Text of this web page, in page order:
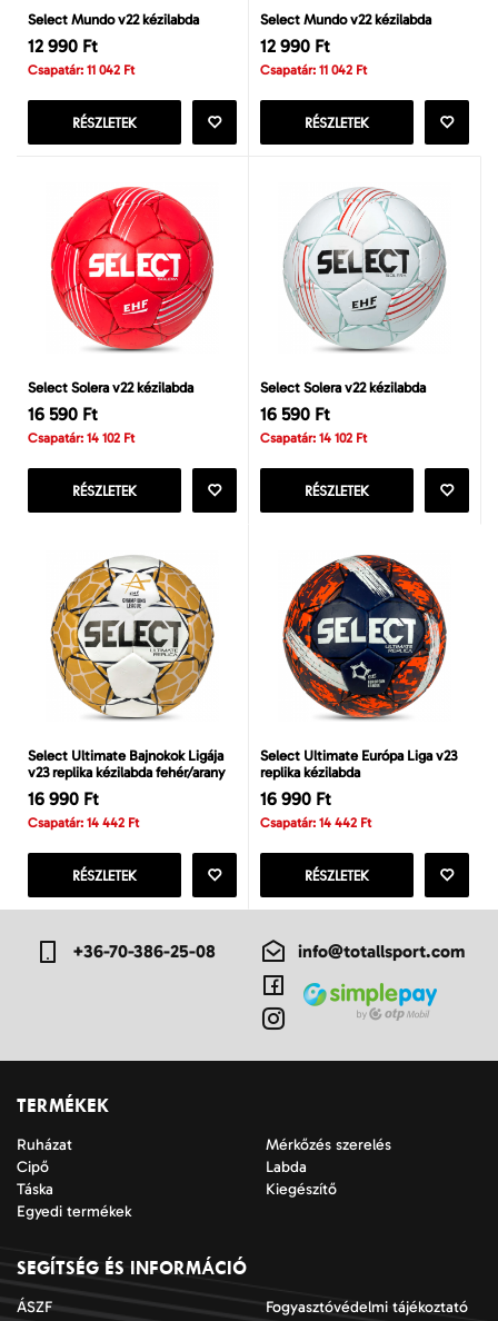
Select Mundo v22 kézilabda
12 990 Ft
Csapatár: 11 042 Ft
RÉSZLETEK
Select Mundo v22 kézilabda
12 990 Ft
Csapatár: 11 042 Ft
RÉSZLETEK
Select Solera v22 kézilabda
16 590 Ft
Csapatár: 14 102 Ft
RÉSZLETEK
Select Solera v22 kézilabda
16 590 Ft
Csapatár: 14 102 Ft
RÉSZLETEK
Select Ultimate Bajnokok Ligája
v23 replika kézilabda fehér/arany
16 990 Ft
Csapatár: 14 442 Ft
RÉSZLETEK
Select Ultimate Európa Liga v23
replika kézilabda
16 990 Ft
Csapatár: 14 442 Ft
RÉSZLETEK
+36-70-386-25-08 info@totallsport.com
TERMÉKEK
Ruházat
Mérkőzés szerelés
Cipő
Labda
Táska
Kiegészítő
Egyedi termékek
SEGÍTSÉG ÉS INFORMÁCIÓ
ÁSZF
Fogyasztóvédelmi tájékoztató